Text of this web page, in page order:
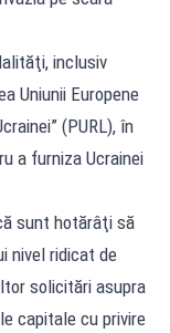
inclusiv
Uniunii Europene
(PURL), în
a furniza Ucrainei
sunt hotărâţi să
nivel ridicat de
solicitări asupra
capitale cu privire